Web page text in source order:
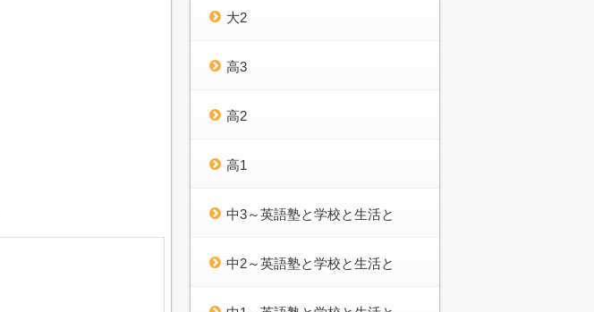
大2
高3
高2
高1
中3～英語塾と学校と生活と
中2～英語塾と学校と生活と